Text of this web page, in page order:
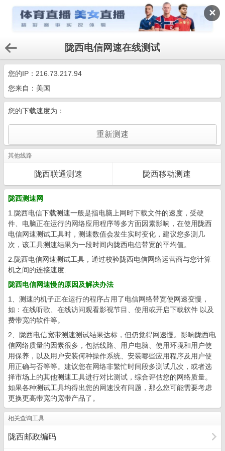
✕
陇西电信网速在线测试
您的IP： 216.73.217.94
您来自：美国
您的下载速度为：
其他线路
陇西联通测速 陇西移动测速
陇西测速网
1.陇西电信下载测速一般是指电脑上网时下载文件的速度，受硬
件、电脑正在运行的网络应用程序等多方面因素影响，在使用陇西
电信网速测试工具时，测速数值会发生实时变化，建议您多测几
次，该工具测速结果为一段时间内陇西电信带宽的平均值。
2.陇西电信网速测试工具，通过校验陇西电信网络运营商与您计算
机之间的连接速度.
陇西电信网速慢的原因及解决办法
1、测速的机子正在运行的程序占用了电信网络带宽使网速变慢，
如：在线听歌、在线访问观看影视节目、使用或开启下载软件 以及
费带宽的软件等。
2、陇西电信宽带测速测试结果达标，但仍觉得网速慢。影响陇西电
信网络质量的因素很多，包括线路、用户电脑、使用环境和用户使
用保养，以及用户安装何种操作系统、安装哪些应用程序及用户使
用正确与否等等。建议您在网络非繁忙时间段多测试几次，或者选
择市场上的其他测速工具进行对比测试，综合评估您的网络质量。
如果各种测试工具均得出您的网速没有问题，那么您可能需要考虑
更换更高带宽的宽带产品了。
相关查询工具
陇西邮政编码